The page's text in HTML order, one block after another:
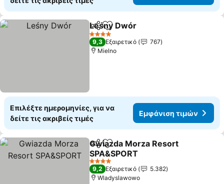
Κοινοποίηση
Προσθήκη στα αγαπημένα
Leśny Dwór
4 Αστέρια
9,3 Εξαιρετικό
767
Mielno
Επιλέξτε ημερομηνίες, για να
δείτε τις ακριβείς τιμές
Εμφάνιση τιμών
Κοινοποίηση
Προσθήκη στα αγαπημένα
Gwiazda Morza Resort
SPA&SPORT
4 Αστέρια
9,2 Εξαιρετικό
5.382
Wladyslawowo